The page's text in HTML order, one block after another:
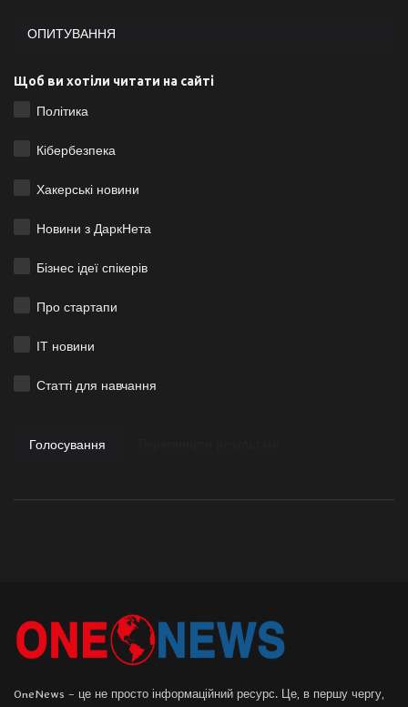
ОПИТУВАННЯ
Щоб ви хотіли читати на сайті
Політика
Кібербезпека
Хакерські новини
Новини з ДаркНета
Бізнес ідеї спікерів
Про стартапи
ІТ новини
Статті для навчання
Голосування
OneNews – це не просто інформаційний ресурс. Це, в першу чергу,